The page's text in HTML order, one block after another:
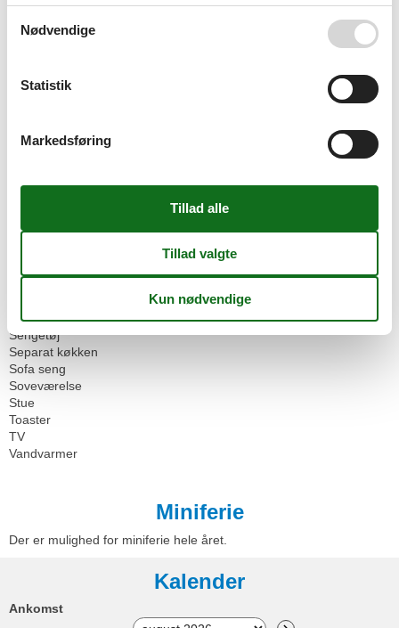
Cykelrum
Parkeringsplads
Bad/toilet
Ikke-rygere
Kabel/Sat
Køleskab
Pejs/brændovn
Sengetøj
Separat køkken
Sofa seng
Soveværelse
Stue
Toaster
TV
Vandvarmer
Miniferie
Der er mulighed for miniferie hele året.
Kalender
Ankomst
Nødvendige
Statistik
Markedsføring